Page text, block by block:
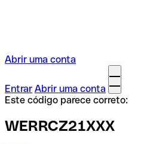
Abrir uma conta
Entrar Abrir uma conta
Este código parece correto:
WERRCZ21XXX